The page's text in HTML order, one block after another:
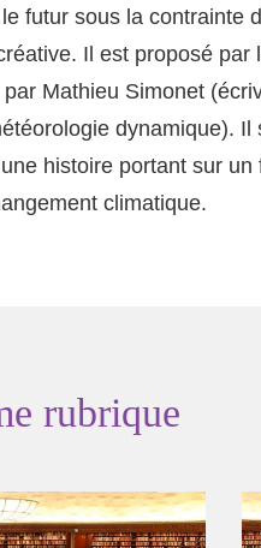
futur sous la contrainte
Il est proposé par
Mathieu Simonet
dynamique). Il
histoire portant sur un
climatique.
rubrique